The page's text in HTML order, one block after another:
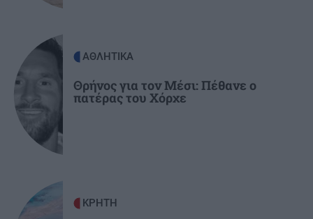
Τσουκαλάς: Επικίνδυνο κοκτέιλ για τα εθνικά
συμφέροντα η υποχωρητικότητα της
ΕΛΛΑΔΑ
Εγκλωβισμένοι στην "κόλαση" της
Αττικοβοιωτίας: Η ολονύχτια μάχη της
GOSSIP - LIFESTYLE
ΑΘΛΗΤΙΚΑ
Θρήνος για τον Μέσι: Πέθανε ο
πατέρας του Χόρχε
ΚΡΗΤΗ